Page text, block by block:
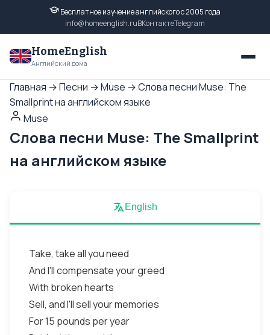
Бесплатное изучение английского с 2005 года
info@homeenglish.ruВКонтактеTelegram
HomeEnglish
Английский дома
Главная →Песни →Muse →Слова песни Muse: The
Smallprint на английском языке
Muse
Слова песни Muse: The Smallprint
на английском языке
English
Take, take all you need
And I'll compensate your greed
With broken hearts
Sell, and I'll sell your memories
For 15 pounds per year